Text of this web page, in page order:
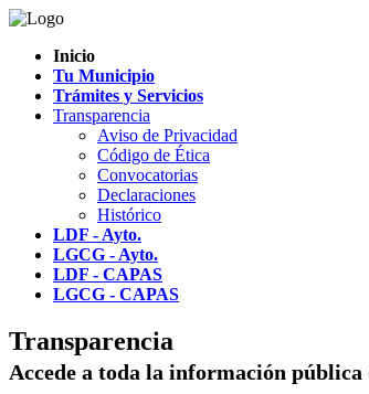
Inicio
Tu Municipio
Trámites y Servicios
Transparencia
Aviso de Privacidad
Código de Ética
Convocatorias
Declaraciones
Histórico
LDF - Ayto.
LGCG - Ayto.
LDF - CAPAS
LGCG - CAPAS
Transparencia
Accede a toda la información